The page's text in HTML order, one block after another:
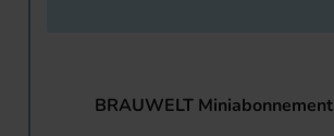
BRAUWELT Miniabonnement